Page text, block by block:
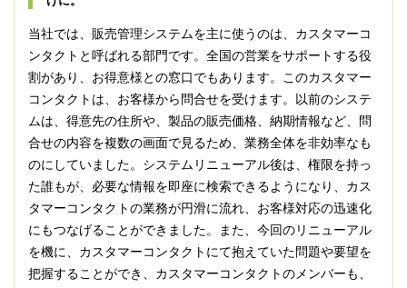
当社では、販売管理システムを主に使うのは、カスタマーコ
ンタクトと呼ばれる部門です。全国の営業をサポートする役
割があり、お得意様との窓口でもあります。このカスタマー
コンタクトは、お客様から問合せを受けます。以前のシステ
ムは、得意先の住所や、製品の販売価格、納期情報など、問
合せの内容を複数の画面で見るため、業務全体を非効率なも
のにしていました。システムリニューアル後は、権限を持っ
た誰もが、必要な情報を即座に検索できるようになり、カス
タマーコンタクトの業務が円滑に流れ、お客様対応の迅速化
にもつなげることができました。また、今回のリニューアル
を機に、カスタマーコンタクトにて抱えていた問題や要望を
把握することができ、カスタマーコンタクトのメンバーも、